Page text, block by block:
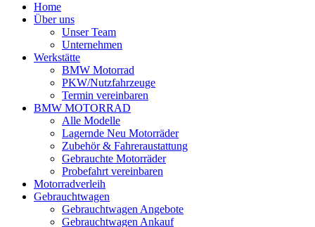
Home
Über uns
Unser Team
Unternehmen
Werkstätte
BMW Motorrad
PKW/Nutzfahrzeuge
Termin vereinbaren
BMW MOTORRAD
Alle Modelle
Lagernde Neu Motorräder
Zubehör & Fahreraustattung
Gebrauchte Motorräder
Probefahrt vereinbaren
Motorradverleih
Gebrauchtwagen
Gebrauchtwagen Angebote
Gebrauchtwagen Ankauf